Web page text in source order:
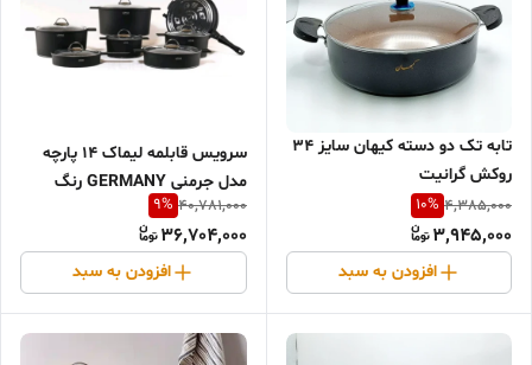
تابه تک دو دسته کیهان سایز ۳۴
روکش گرانیت
4,385,000
10%
3,945,000
افزودن به سبد
سرویس قابلمه لیماک 14 پارچه
مدل جرمنی GERMANY رنگ
مشکی
40,781,000
9%
36,704,000
افزودن به سبد